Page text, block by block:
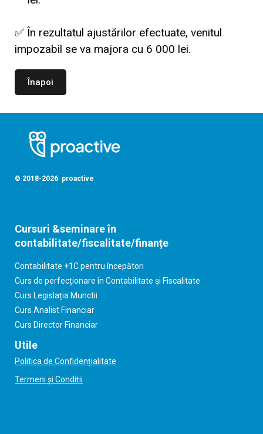
✅ În rezultatul ajustărilor efectuate, venitul
impozabil se va majora cu 6 000 lei.
Înapoi
© 2018-2026 proactive
Cursuri &seminare în
contabilitate/fiscalitate/finanțe
Contabilitate +1C pentru începători
Curs de perfecționare în Contabilitate și Fiscalitate
Curs Legislația Munctii
Curs Analist Financiar
Curs Director Financiar
Utile
Politica de Confidențialitate
Termeni și Condiții